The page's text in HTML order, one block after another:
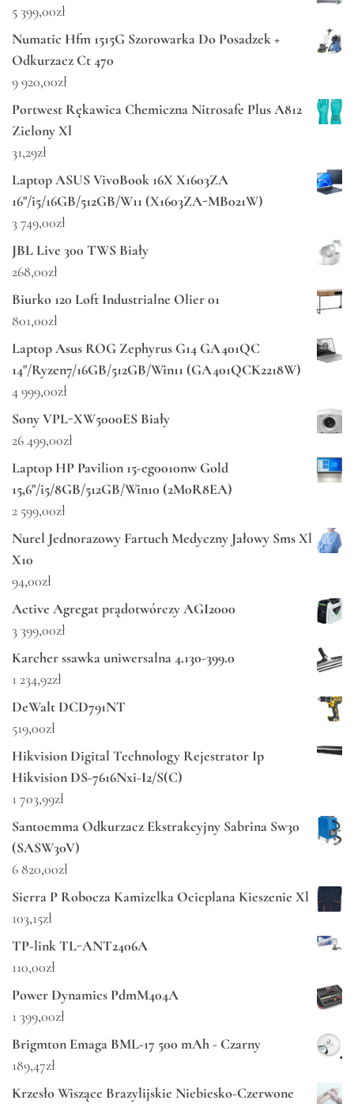
5 399,00zł
Numatic Hfm 1515G Szorowarka Do Posadzek +
Odkurzacz Ct 470
9 920,00zł
Portwest Rękawica Chemiczna Nitrosafe Plus A812
Zielony Xl
31,29zł
Laptop ASUS VivoBook 16X X1603ZA
16"/i5/16GB/512GB/W11 (X1603ZA-MB021W)
3 749,00zł
JBL Live 300 TWS Biały
268,00zł
Biurko 120 Loft Industrialne Olier 01
801,00zł
Laptop Asus ROG Zephyrus G14 GA401QC
14"/Ryzen7/16GB/512GB/Win11 (GA401QCK2218W)
4 999,00zł
Sony VPL-XW5000ES Biały
26 499,00zł
Laptop HP Pavilion 15-eg0010nw Gold
15,6"/i5/8GB/512GB/Win10 (2M0R8EA)
2 599,00zł
Nurel Jednorazowy Fartuch Medyczny Jałowy Sms Xl
X10
94,00zł
Active Agregat prądotwórczy AGI2000
3 399,00zł
Karcher ssawka uniwersalna 4.130-399.0
1 234,92zł
DeWalt DCD791NT
519,00zł
Hikvision Digital Technology Rejestrator Ip
Hikvision DS-7616Nxi-I2/S(C)
1 703,99zł
Santoemma Odkurzacz Ekstrakcyjny Sabrina Sw30
(SASW30V)
6 820,00zł
Sierra P Robocza Kamizelka Ocieplana Kieszenie Xl
103,15zł
TP-link TL-ANT2406A
110,00zł
Power Dynamics PdmM404A
1 399,00zł
Brigmton Emaga BML-17 500 mAh - Czarny
189,47zł
Krzesło Wiszące Brazylijskie Niebiesko-Czerwone